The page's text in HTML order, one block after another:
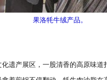
果洛牦牛绒产品。
产展区，一股清香的高原味道